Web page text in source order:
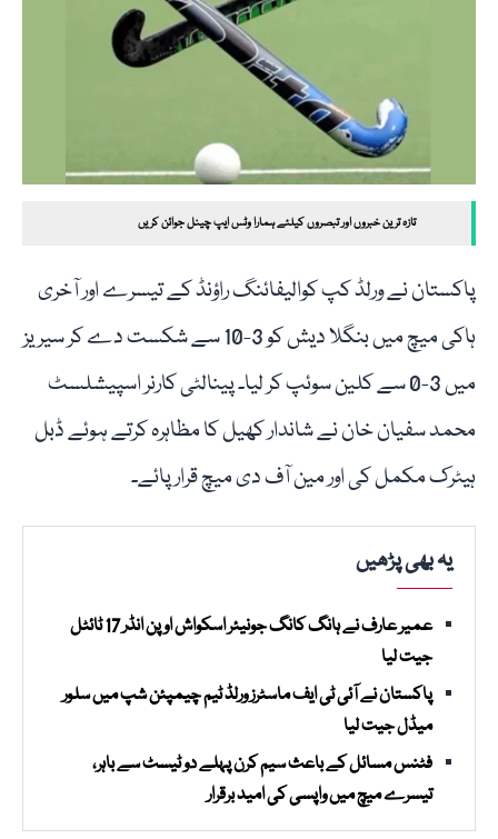
تازہ ترین خبروں اور تبصروں کیلئے ہمارا وٹس ایپ چینل جوائن کریں
پاکستان نے ورلڈ کپ کوالیفائنگ راؤنڈ کے تیسرے اور آخری
ہاکی میچ میں بنگلا دیش کو 3-10 سے شکست دے کر سیریز
میں 3-0 سے کلین سوئپ کر لیا۔ پینالٹی کارنر اسپیشلسٹ
محمد سفیان خان نے شاندار کھیل کا مظاہرہ کرتے ہوئے ڈبل
ہیٹرک مکمل کی اور مین آف دی میچ قرار پائے۔
یہ بھی پڑھیں
عمیر عارف نے ہانگ کانگ جونیئر اسکواش اوپن انڈر 17 ٹائٹل
جیت لیا
پاکستان نے آئی ٹی ایف ماسٹرز ورلڈ ٹیم چیمپئن شپ میں سلور
میڈل جیت لیا
فٹنس مسائل کے باعث سیم کرن پہلے دو ٹیسٹ سے باہر،
تیسرے میچ میں واپسی کی امید برقرار